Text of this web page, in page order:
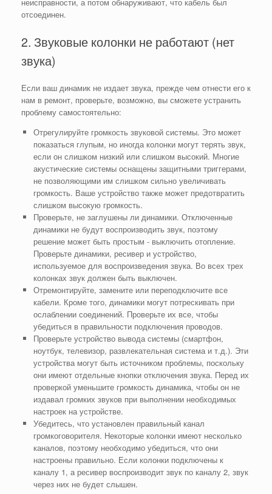
отсоединен.
2. Звуковые колонки не работают (нет
звука)
Если ваш динамик не издает звука, прежде чем отнести его к
нам в ремонт, проверьте, возможно, вы сможете устранить
проблему самостоятельно:
Отрегулируйте громкость звуковой системы. Это может
показаться глупым, но иногда колонки могут терять звук,
если он слишком низкий или слишком высокий. Многие
акустические системы оснащены защитными триггерами,
не позволяющими им слишком сильно увеличивать
громкость. Ваше устройство также может предотвратить
слишком высокую громкость.
Проверьте, не заглушены ли динамики. Отключенные
динамики не будут воспроизводить звук, поэтому
решение может быть простым - выключить отопление.
Проверьте динамики, ресивер и устройство,
используемое для воспроизведения звука. Во всех трех
колонках звук должен быть выключен.
Отремонтируйте, замените или переподключите все
кабели. Кроме того, динамики могут потрескивать при
ослаблении соединений. Проверьте их все, чтобы
убедиться в правильности подключения проводов.
Проверьте устройство вывода системы (смартфон,
ноутбук, телевизор, развлекательная система и т.д.). Эти
устройства могут быть источником проблемы, поскольку
они имеют отдельные кнопки отключения звука. Перед их
проверкой уменьшите громкость динамика, чтобы он не
издавал громких звуков при выполнении необходимых
настроек на устройстве.
Убедитесь, что установлен правильный канал
громкоговорителя. Некоторые колонки имеют несколько
каналов, поэтому необходимо убедиться, что они
настроены правильно. Если колонки подключены к
каналу 1, а ресивер воспроизводит звук по каналу 2, звук
через них не будет слышен.